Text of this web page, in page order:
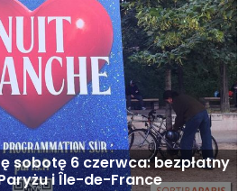
sobotę 6 czerwca: bezpłatny
i Île-de-France